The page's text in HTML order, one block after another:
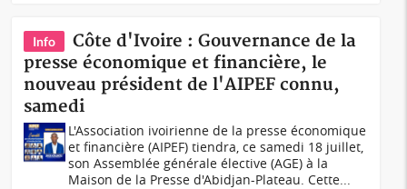
Info
Côte d'Ivoire : Gouvernance de la
presse économique et financière, le
nouveau président de l'AIPEF connu,
samedi
L'Association ivoirienne de la presse économique
et financière (AIPEF) tiendra, ce samedi 18 juillet,
son Assemblée générale élective (AGE) à la
Maison de la Presse d'Abidjan-Plateau. Cette...